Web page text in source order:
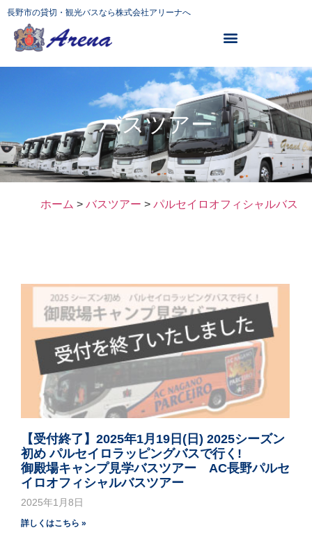
長野市の貸切・観光バスなら株式会社アリーナへ
バスツアー
ホーム > バスツアー > パルセイロオフィシャルバス
【受付終了】2025年1月19日(日) 2025シーズン
初め パルセイロラッピングバスで行く!
御殿場キャンプ見学バスツアー AC長野パルセ
イロオフィシャルバスツアー
2025年1月8日
詳しくはこちら »